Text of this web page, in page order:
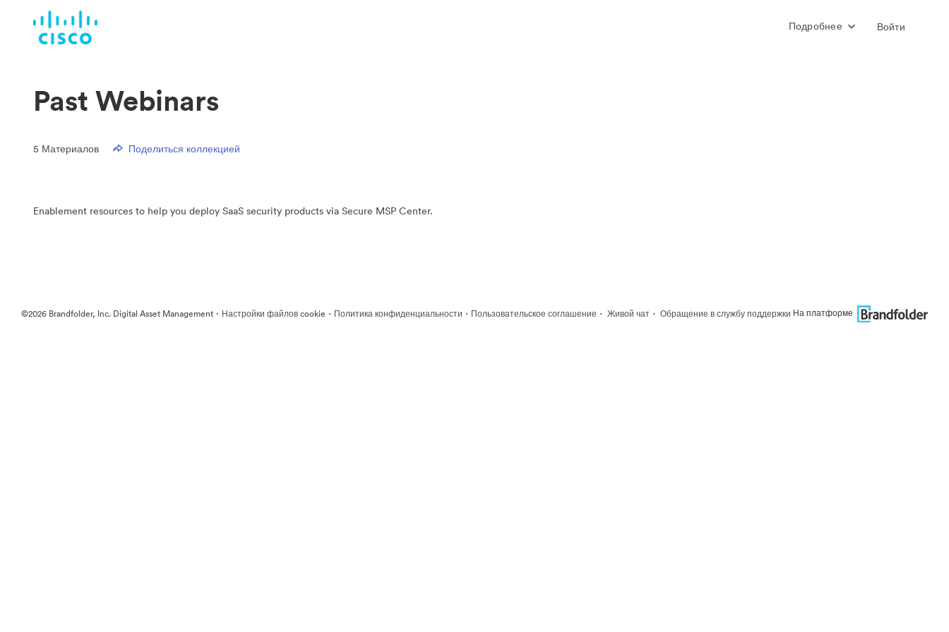
Подробнее Войти
Past Webinars
5 Материалов Поделиться коллекцией
Enablement resources to help you deploy SaaS security products via Secure MSP Center.
©2026 Brandfolder, Inc. Digital Asset Management · Настройки файлов cookie · Политика конфиденциальности · Пользовательское соглашение · Живой чат · Обращение в службу поддержки На платформе